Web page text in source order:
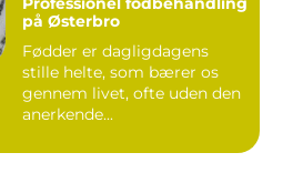
på Østerbro
Fødder er dagligdagens
stille helte, som bærer os
gennem livet, ofte uden den
anerkende...